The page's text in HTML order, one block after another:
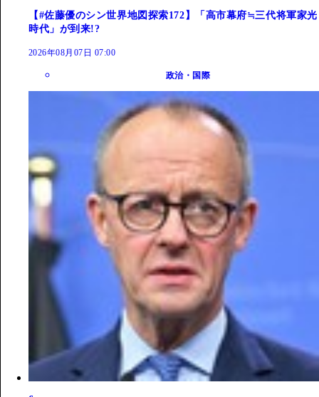
【#佐藤優のシン世界地図探索172】「高市幕府≒三代将軍家光
時代」が到来!?
2026年08月07日 07:00
政治・国際